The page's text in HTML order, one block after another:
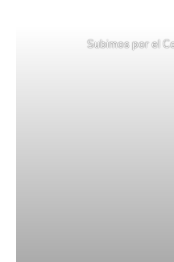
Subimos por el